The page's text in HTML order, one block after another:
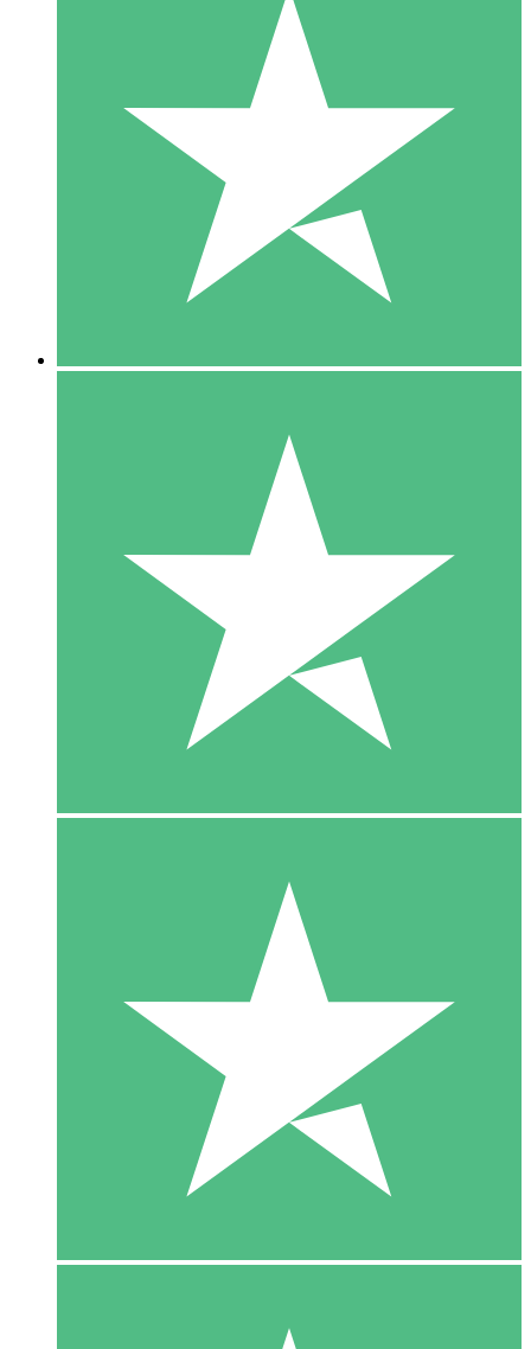
Paquetes de Créditos Individuales
Paga según el uso con créditos de descarga. Sin compromiso
10 00
10 Descargas
20 00